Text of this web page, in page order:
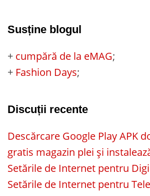
Susține blogul
+ cumpără de la eMAG;
+ Fashion Days;
Discuții recente
Descărcare Google Play APK
gratis magazin plei și
Setările de Internet pentru
Setările de Internet pentru